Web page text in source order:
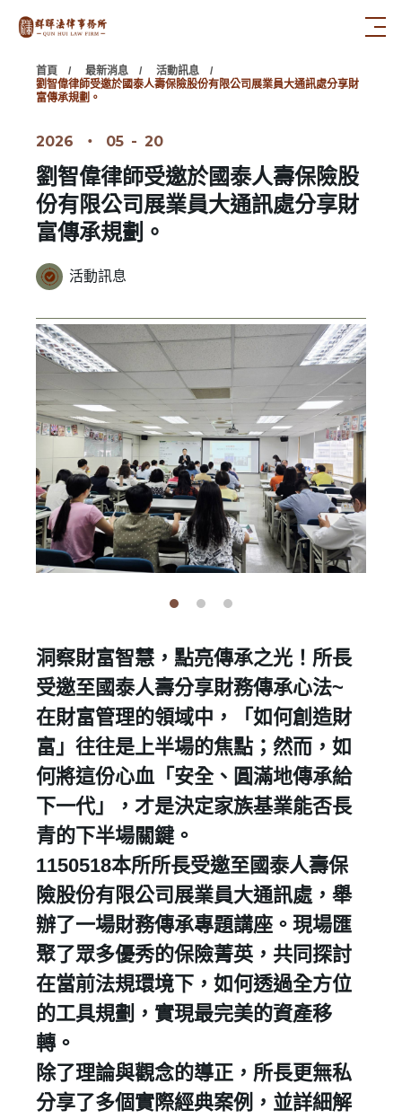
首頁 最新消息
活動訊息
劉智偉律師受邀於國泰人壽保險股份有限公司展業員大通訊處分享財
富傳承規劃。
2026 ‧ 05 - 20
劉智偉律師受邀於國泰人壽保險股
份有限公司展業員大通訊處分享財
富傳承規劃。
活動訊息
洞察財富智慧，點亮傳承之光！所長
受邀至國泰人壽分享財務傳承心法~
​在財富管理的領域中，「如何創造財
富」往往是上半場的焦點；然而，如
何將這份心血「安全、圓滿地傳承給
下一代」，才是決定家族基業能否長
青的下半場關鍵。
​1150518本所所長受邀至國泰人壽保
險股份有限公司展業員大通訊處，舉
辦了一場財務傳承專題講座。現場匯
聚了眾多優秀的保險菁英，共同探討
在當前法規環境下，如何透過全方位
的工具規劃，實現最完美的資產移
轉。
除了理論與觀念的導正，所長更無私
分享了多個實際經典案例，並詳細解